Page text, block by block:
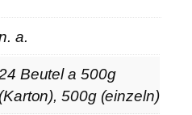
n
g
a.
Beutel a 500g
(Karton), 500g (einzeln)